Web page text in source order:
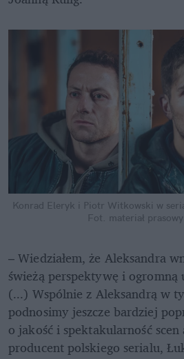
Konrad Eleryk i Piotr Witkowski w
Fot. materiał
– Wiedziałem, że Aleksandra
świeżą perspektywę i ogromną
(...) Wspólnie z Aleksandrą w
podnosimy jeszcze bardziej
o jakość i spektakularność
producent polskiego serialu,